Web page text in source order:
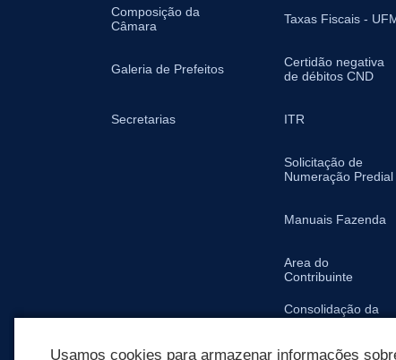
Composição da
Câmara
Galeria de Prefeitos
Secretarias
Taxas Fiscais -
Certidão negativa
de débitos CND
ITR
Solicitação de
Numeração Predial
Manuais Fazenda
Area do
Contribuinte
Consolidação da
Usamos cookies para armazenar informações